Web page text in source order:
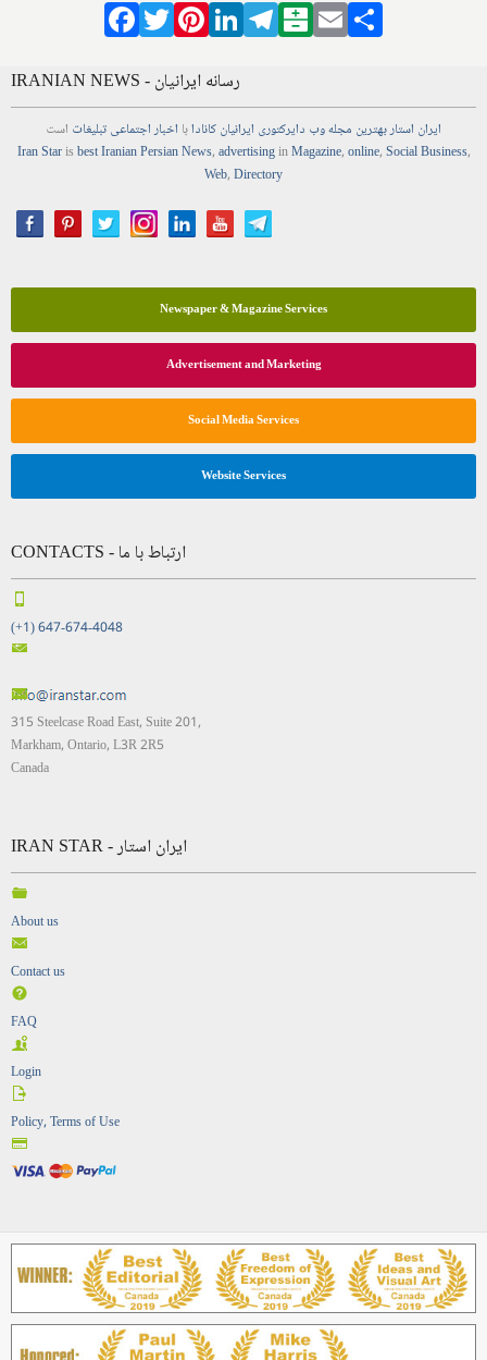
Facebook
TwitterPinterestLinkedIn
Telegram
Balatarin
Email
IRANIAN NEWS - رسانه ایرانیان
ایران استاربهترین مجلهوب دایرکتوری ایرانیان کانادابا اخباراجتماعیتبلیغات است
Iran Starisbest Iranian PersianNews,advertisinginMagazine,online,Social Business,
Web,Directory
Newspaper & Magazine Services
Advertisement and Marketing
Social Media Services
Website Services
CONTACTS - ارتباط با ما
(+1) 647-674-4048
315 Steelcase Road East, Suite 201,
Markham, Ontario, L3R 2R5
Canada
IRAN STAR - ایران استار
About us
Contact us
FAQ
Login
Policy, Terms of Use